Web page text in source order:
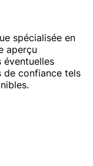
spécialisée en
aperçu
de confiance tels